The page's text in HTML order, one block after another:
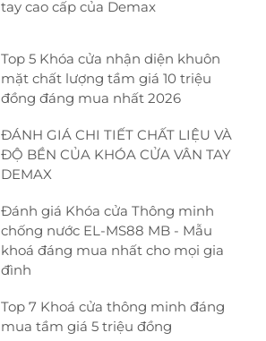
tay cao cấp của Demax
Top 5 Khóa cửa nhận diện khuôn
mặt chất lượng tầm giá 10 triệu
đồng đáng mua nhất 2026
ĐÁNH GIÁ CHI TIẾT CHẤT LIỆU VÀ
ĐỘ BỀN CỦA KHÓA CỬA VÂN TAY
DEMAX
Đánh giá Khóa cửa Thông minh
chống nước EL-MS88 MB - Mẫu
khoá đáng mua nhất cho mọi gia
đình
Top 7 Khoá cửa thông minh đáng
mua tầm giá 5 triệu đồng